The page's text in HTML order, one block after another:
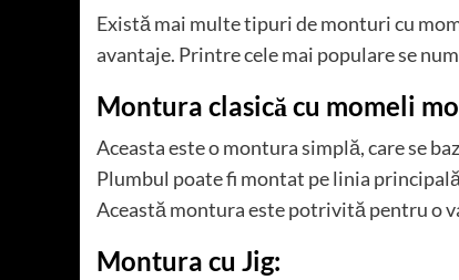
Există mai multe tipuri de monturi cu
avantaje. Printre cele mai populare se
Montura clasică cu momeli
Aceasta este o montura simplă, care se
Plumbul poate fi montat pe linia
Această montura este potrivită pentru o
Montura cu Jig: